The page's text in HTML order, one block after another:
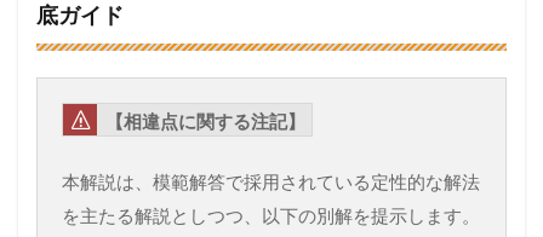
底ガイド
【相違点に関する注記】
本解説は、模範解答で採用されている定性的な解法
を主たる解説としつつ、以下の別解を提示します。